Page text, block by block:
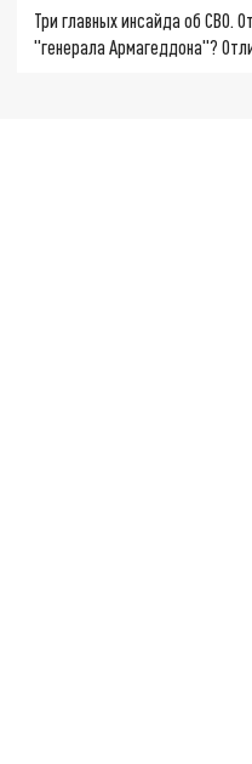
Три главных инсайда об СВО.
"генерала Армагеддона"?